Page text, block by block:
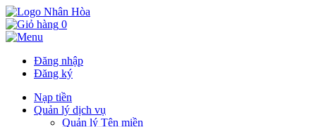
0
Đăng nhập
Đăng ký
Nạp tiền
Quản lý dịch vụ
Quản lý Tên miền